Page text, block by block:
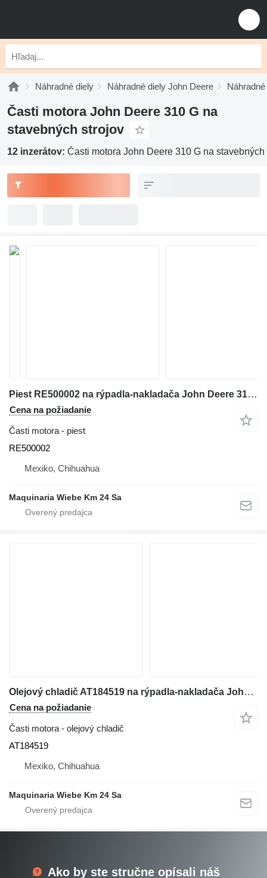
Náhradné diely Náhradné diely John Deere
Časti motora John Deere 310 G na
stavebných strojov
12 inzerátov: Časti motora John Deere 310 G na stavebných
Piest RE500002 na rýpadla-nakladača John Deere 310G
Cena na požiadanie
Časti motora - piest
RE500002
Mexiko, Chihuahua
Maquinaria Wiebe Km 24 Sa
Olejový chladič AT184519 na rýpadla-nakladača John Deere 310G, 310SG, 315SG
Cena na požiadanie
Časti motora - olejový chladič
AT184519
Mexiko, Chihuahua
Maquinaria Wiebe Km 24 Sa
Ako by ste stručne opísali náš